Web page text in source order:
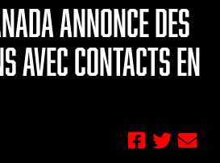
ANNONCE DES
AVEC CONTACTS EN